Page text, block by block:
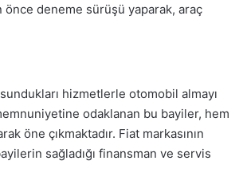
deneme sürüşü yaparak, araç
hizmetlerle otomobil almayı
odaklanan bu bayiler, hem
öne çıkmaktadır. Fiat markasının
sağladığı finansman ve servis